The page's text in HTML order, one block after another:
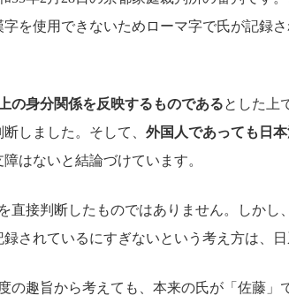
を使用できないためローマ字で氏が記録
の身分関係を反映するものであるとした上
しました。そして、 外国人であっても日
はないと結論づけています。
直接判断したものではありません。しかし
されているにすぎないという考え方は、
の趣旨から考えても、本来の氏が「佐藤」